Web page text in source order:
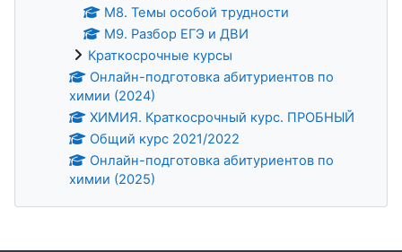
М8. Темы особой трудности
М9. Разбор ЕГЭ и ДВИ
Краткосрочные курсы
Онлайн-подготовка абитуриентов по
химии (2024)
ХИМИЯ. Краткосрочный курс. ПРОБНЫЙ
Общий курс 2021/2022
Онлайн-подготовка абитуриентов по
химии (2025)
Дополнительные блоки